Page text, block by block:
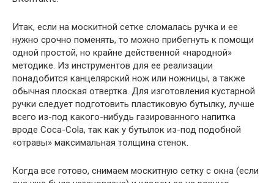
Итак, если на москитной сетке сломалась ручка и ее
нужно срочно поменять, то можно прибегнуть к помощи
одной простой, но крайне действенной «народной»
методике. Из инструментов для ее реализации
понадобится канцелярский нож или ножницы, а также
обычная плоская отвертка. Для изготовления кустарной
ручки следует подготовить пластиковую бутылку, лучше
всего из-под какого-нибудь газированного напитка
вроде Coca-Cola, так как у бутылок из-под подобной
«отравы» максимальная толщина стенок.
Когда все готово, снимаем москитную сетку с окна (если